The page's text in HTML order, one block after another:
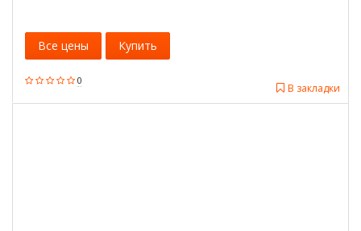
0
В закладки
Все цены Купить